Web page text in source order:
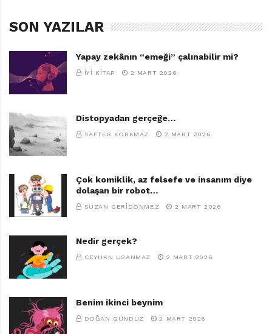
SON YAZILAR
Yapay zekânın “emeği” çalınabilir mi?
İYI KITAP 2 MART 2026
Distopyadan gerçeğe…
SAFTER KORKMAZ 2 MART 2026
Çok komiklik, az felsefe ve insanım diye
dolaşan bir robot…
SUZAN GERIDÖNMEZ 2 MART 2026
Nedir gerçek?
CEYHAN USANMAZ 2 MART 2026
Benim ikinci beynim
DOĞAN GÜNDÜZ 2 MART 2026